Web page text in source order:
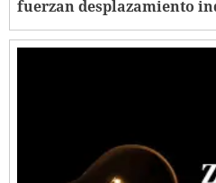
fuerzan desplazamiento